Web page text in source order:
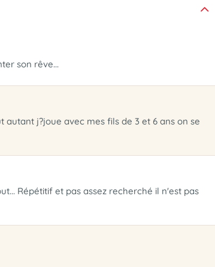
son rêve...
j?joue avec mes fils de 3 et 6 ans on se
Répétitif et pas assez recherché il n'est pas